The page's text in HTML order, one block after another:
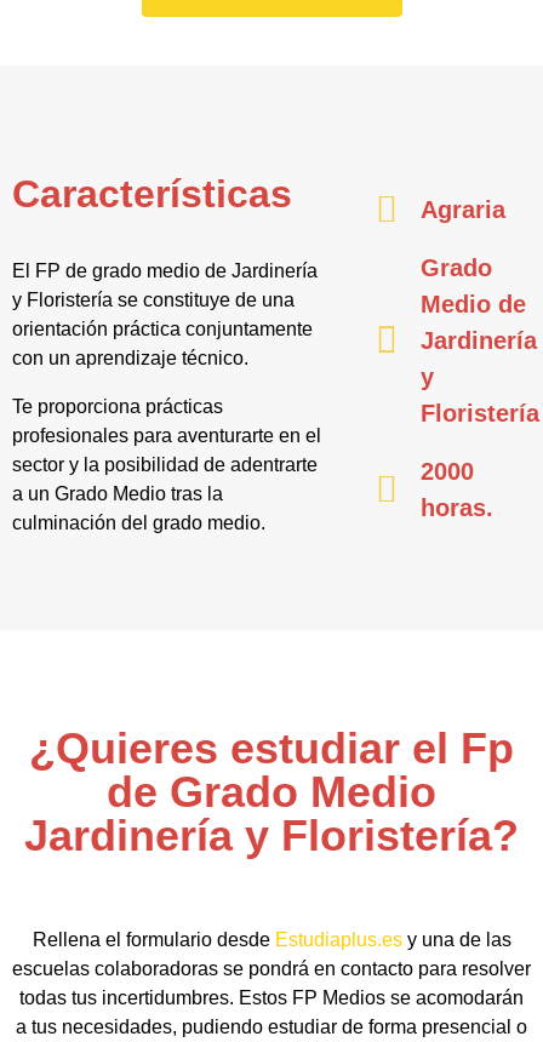
Características
El FP de grado medio de Jardinería
y Floristería se constituye de una
orientación práctica conjuntamente
con un aprendizaje técnico.
Te proporciona prácticas
profesionales para aventurarte en el
sector y la posibilidad de adentrarte
a un Grado Medio tras la
culminación del grado medio.
Agraria
Grado
Medio de
Jardinería
y
Floristería
2000
horas.
¿Quieres estudiar el Fp
de Grado Medio
Jardinería y Floristería?
Rellena el formulario desde Estudiaplus.esy una de las
escuelas colaboradoras se pondrá en contacto para resolver
todas tus incertidumbres. Estos FP Medios se acomodarán
a tus necesidades, pudiendo estudiar de forma presencial o